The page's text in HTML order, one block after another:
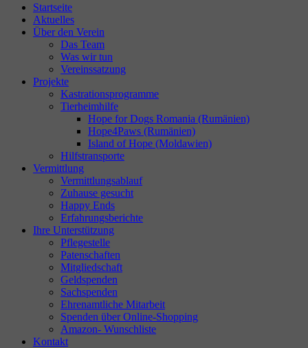
Startseite
Aktuelles
Über den Verein
Das Team
Was wir tun
Vereinssatzung
Projekte
Kastrationsprogramme
Tierheimhilfe
Hope for Dogs Romania (Rumänien)
Hope4Paws (Rumänien)
Island of Hope (Moldawien)
Hilfstransporte
Vermittlung
Vermittlungsablauf
Zuhause gesucht
Happy Ends
Erfahrungsberichte
Ihre Unterstützung
Pflegestelle
Patenschaften
Mitgliedschaft
Geldspenden
Sachspenden
Ehrenamtliche Mitarbeit
Spenden über Online-Shopping
Amazon- Wunschliste
Kontakt